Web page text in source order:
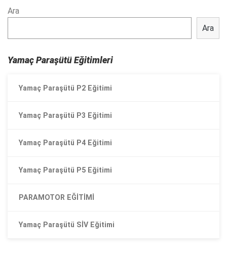
Ara
Ara
Yamaç Paraşütü Eğitimleri
Yamaç Paraşütü P2 Eğitimi
Yamaç Paraşütü P3 Eğitimi
Yamaç Paraşütü P4 Eğitimi
Yamaç Paraşütü P5 Eğitimi
PARAMOTOR EĞİTİMİ
Yamaç Paraşütü SİV Eğitimi